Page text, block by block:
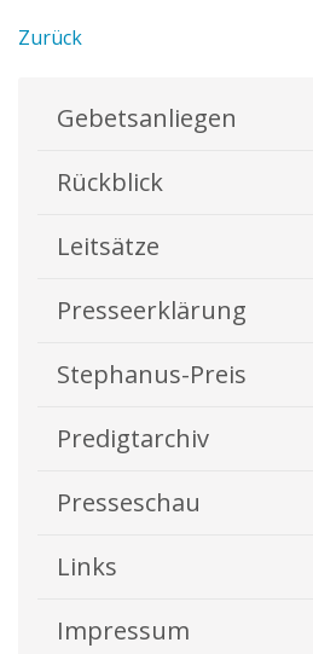
Zurück
Gebetsanliegen
Rückblick
Leitsätze
Presseerklärung
Stephanus-Preis
Predigtarchiv
Presseschau
Links
Impressum